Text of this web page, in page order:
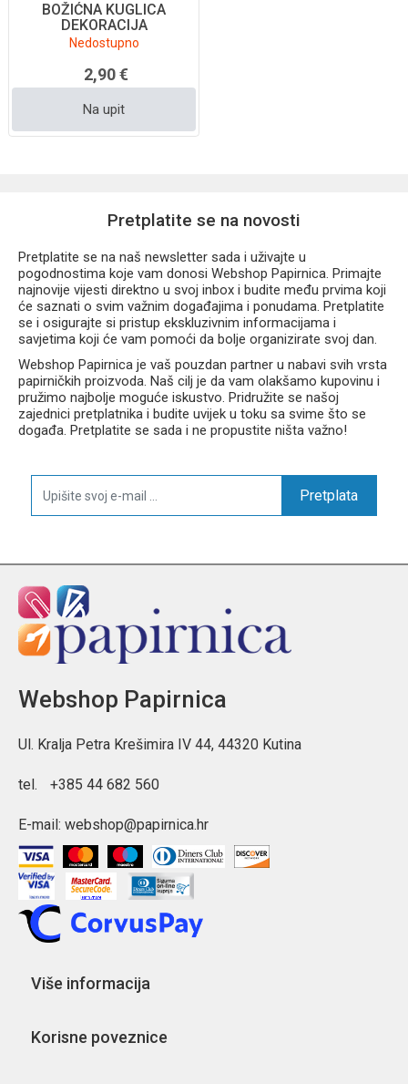
BOŽIĆNA KUGLICA
DEKORACIJA
Nedostupno
2,90 €
Na upit
Pretplatite se na novosti
Pretplatite se na naš newsletter sada i uživajte u
pogodnostima koje vam donosi Webshop Papirnica. Primajte
najnovije vijesti direktno u svoj inbox i budite među prvima koji
će saznati o svim važnim događajima i ponudama. Pretplatite
se i osigurajte si pristup ekskluzivnim informacijama i
savjetima koji će vam pomoći da bolje organizirate svoj dan.
Webshop Papirnica je vaš pouzdan partner u nabavi svih vrsta
papirničkih proizvoda. Naš cilj je da vam olakšamo kupovinu i
pružimo najbolje moguće iskustvo. Pridružite se našoj
zajednici pretplatnika i budite uvijek u toku sa svime što se
događa. Pretplatite se sada i ne propustite ništa važno!
Pretplata
Webshop Papirnica
Ul. Kralja Petra Krešimira IV 44, 44320 Kutina
tel. +385 44 682 560
E-mail: webshop@papirnica.hr
Više informacija
Korisne poveznice